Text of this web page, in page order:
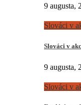
9 augusta,
Slováci v
Slováci v
9 augusta,
Slováci v